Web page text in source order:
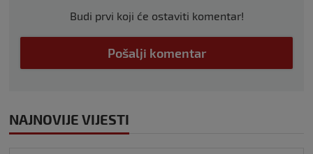
Budi prvi koji će ostaviti komentar!
Pošalji komentar
NAJNOVIJE VIJESTI